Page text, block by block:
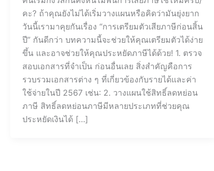
คะ? ถ้าคุณยังไม่ได้เริ่มวางแผนหรือคิดว่ามันยุ่งยาก
วันนี้เรามาคุยกันเรื่อง “การเตรียมตัวเสียภาษีก่อนสิ้น
ปี” กันดีกว่า บทความนี้จะช่วยให้คุณเตรียมตัวได้ง่าย
ขึ้น และอาจช่วยให้คุณประหยัดภาษีได้ด้วย! 1. ตรวจ
สอบเอกสารที่จำเป็น ก่อนอื่นเลย สิ่งสำคัญคือการ
รวบรวมเอกสารต่าง ๆ ที่เกี่ยวข้องกับรายได้และค่า
ใช้จ่ายในปี 2567 เช่น: 2. วางแผนใช้สิทธิ์ลดหย่อน
ภาษี สิทธิ์ลดหย่อนภาษีมีหลายประเภทที่ช่วยคุณ
ประหยัดเงินได้ […]